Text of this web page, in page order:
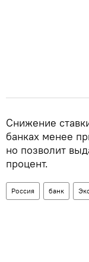
Снижение
банках менее
но позволит
процент.
Россия банк